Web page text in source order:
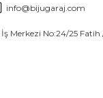
info@bijugaraj.com
Merkezi No:24/25 Fatih